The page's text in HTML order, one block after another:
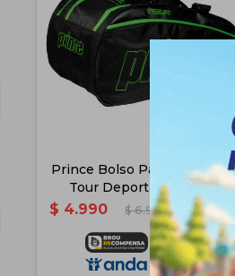
Prince Bolso Padel Paletero
Tour Deportivo Unisex
$ 4.990 $ 6.990 28
$ 3.743
$ 3.992